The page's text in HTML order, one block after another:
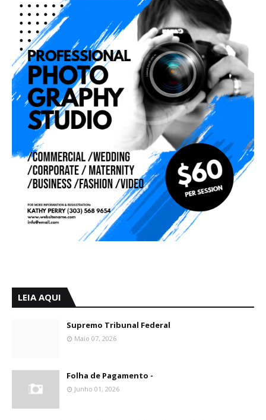
LEIA AQUI
Supremo Tribunal Federal
Maio 07, 2026
Folha de Pagamento -
Junho 01, 2026